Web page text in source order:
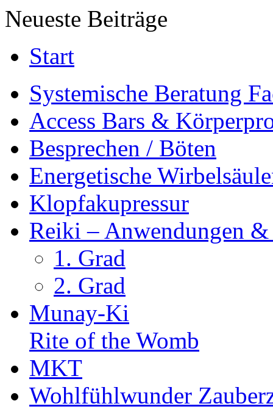
Neueste Beiträge
Start
Systemische Beratung
Access Bars &
Besprechen / Böten
Energetische
Klopfakupressur
Reiki – Anwendungen
1. Grad
2. Grad
Munay-Ki
Rite of the Womb
MKT
Wohlfühlwunder